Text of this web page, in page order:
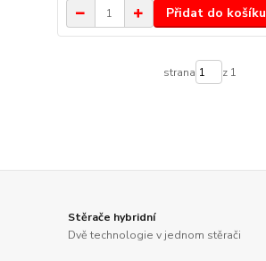
Přidat do košíku
strana z 1
Stěrače hybridní
Dvě technologie v jednom stěrači